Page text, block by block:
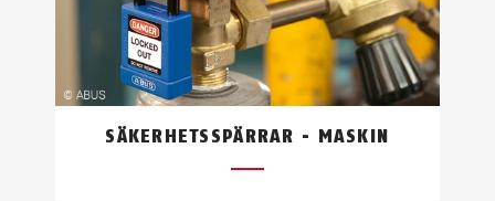
SÄKERHETSSPÄRRAR - MASKIN